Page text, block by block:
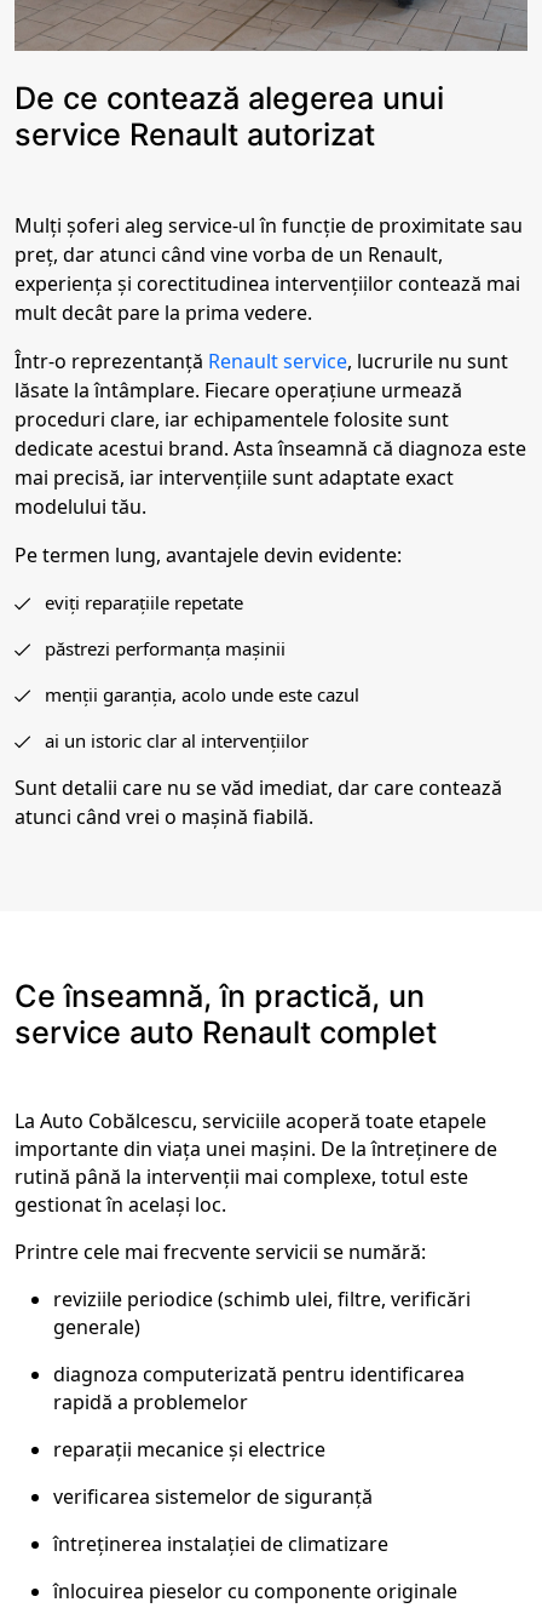
De ce contează alegerea unui
service Renault autorizat
Mulți șoferi aleg service-ul în funcție de proximitate sau
preț, dar atunci când vine vorba de un Renault,
experiența și corectitudinea intervențiilor contează mai
mult decât pare la prima vedere.
Într-o reprezentanță Renault service, lucrurile nu sunt
lăsate la întâmplare. Fiecare operațiune urmează
proceduri clare, iar echipamentele folosite sunt
dedicate acestui brand. Asta înseamnă că diagnoza este
mai precisă, iar intervențiile sunt adaptate exact
modelului tău.
Pe termen lung, avantajele devin evidente:
eviți reparațiile repetate
păstrezi performanța mașinii
menții garanția, acolo unde este cazul
ai un istoric clar al intervențiilor
Sunt detalii care nu se văd imediat, dar care contează
atunci când vrei o mașină fiabilă.
Ce înseamnă, în practică, un
service auto Renault complet
La Auto Cobălcescu, serviciile acoperă toate etapele
importante din viața unei mașini. De la întreținere de
rutină până la intervenții mai complexe, totul este
gestionat în același loc.
Printre cele mai frecvente servicii se numără:
reviziile periodice (schimb ulei, filtre, verificări
generale)
diagnoza computerizată pentru identificarea
rapidă a problemelor
reparații mecanice și electrice
verificarea sistemelor de siguranță
întreținerea instalației de climatizare
înlocuirea pieselor cu componente originale